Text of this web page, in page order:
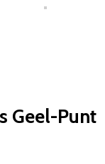
Geel-Punt